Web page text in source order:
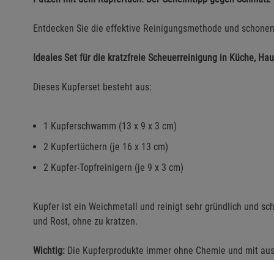
Entdecken Sie die effektive Reinigungsmethode und
Ideales Set für die kratzfreie Scheuerreinigung in Küche,
Dieses Kupferset besteht aus:
1 Kupferschwamm (13 x 9 x 3 cm)
2 Kupfertüchern (je 16 x 13 cm)
2 Kupfer-Topfreinigern (je 9 x 3 cm)
Kupfer ist ein Weichmetall und reinigt sehr gründlich und
und Rost, ohne zu kratzen.
Wichtig: Die Kupferprodukte immer ohne Chemie und mit